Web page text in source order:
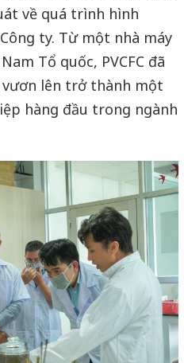
về quá trình hình
ty. Từ một nhà máy
Tổ quốc, PVCFC đã
lên trở thành một
hàng đầu trong ngành